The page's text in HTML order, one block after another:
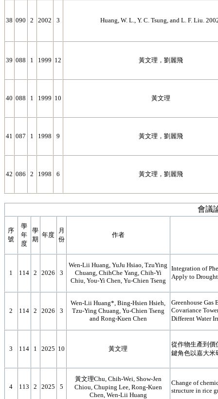
38 090 2 2002 3 Huang, W. L., Y. C. Tsung, and L. F. Liu.
39 088 1 1999 12 黃文理，劉麗飛
40 088 1 1999 10 黃文理
41 087 1 1998 9 黃文理，劉麗飛
42 086 2 1998 6 黃文理，劉麗飛
會議
序
號
學
年
度
學
期
年度
月
份
作者
1 114 2 2026 3
Wen-Lii Huang, YuJu Hsiao, TzuYing
Chuang, ChihChe Yang, Chih-Yi
Chiu, You-Yi Chen, Yu-Chien Tseng
Integration of
Apply to
2 114 2 2026 3
Wen-Lii Huang*, Bing-Hsien Hsieh,
Tzu-Ying Chuang, Yu-Chien Tseng
and Rong-Kuen Chen
Greenhouse
Covariance
Different Water
3 114 1 2025 10 黃文理
從作物生產到價
鍵角色以嘉大米
4 113 2 2025 5
黃文理Chu, Chih-Wei, Show-Jen
Chiou, Chuping Lee, Rong-Kuen
Chen, Wen-Lii Huang
Change of
structure in rice